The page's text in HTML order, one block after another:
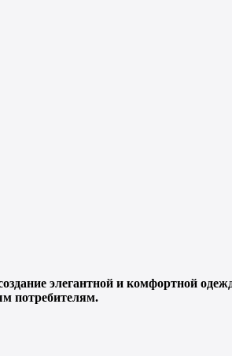
элегантной и комфортной
потребителям.